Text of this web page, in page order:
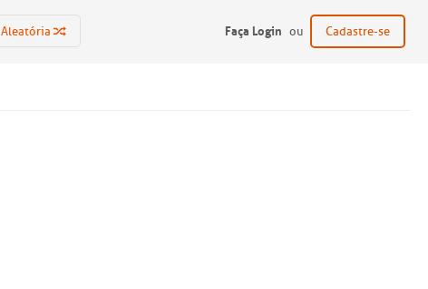
Aleatória Faça Login ou Cadastre-se